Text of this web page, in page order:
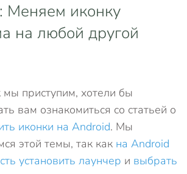
Меняем иконку
на любой другой
приступим, хотели бы
вам ознакомиться со статьей о
иконки на Android. Мы
этой темы, так как на Android
установить лаунчер и выбрать